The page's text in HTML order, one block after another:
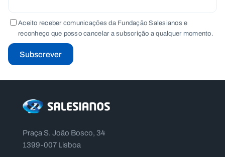
Aceito receber comunicações da Fundação Salesianos e
reconheço que posso cancelar a subscrição a qualquer momento.
Subscrever
Praça S. João Bosco, 34
1399-007 Lisboa